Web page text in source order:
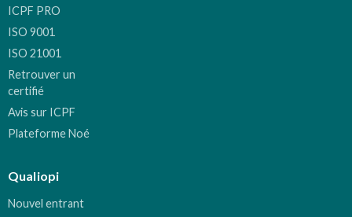
ICPF PRO
ISO 9001
ISO 21001
Retrouver un
certifié
Avis sur ICPF
Plateforme Noé
Qualiopi
Nouvel entrant